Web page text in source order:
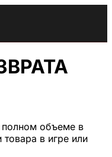
полном объеме в
в игре или